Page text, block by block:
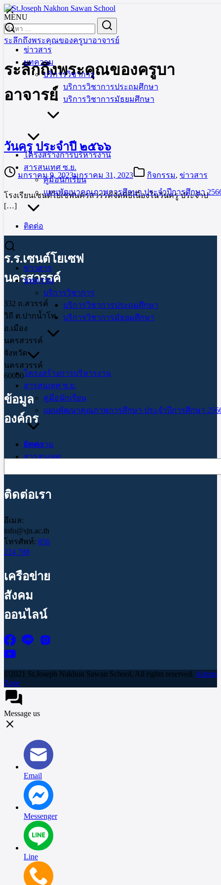
Skip
to
content
MENU
ข่าวสาร
บทความ
บริการวิชาการ
บริการวิชาการประถมศึกษา
บริการวิชาการมัธยมศึกษา
โครงสร้างการบริหารงาน
สารสนเทศ ซ.ย.
คู่มือนักเรียน
แผนพัฒนาคุณภาพการศึกษา ประจำปีการศึกษา 2566
ติดต่อ
ข่าวสาร
บทความ
บริการวิชาการ
บริการวิชาการประถมศึกษา
บริการวิชาการมัธยมศึกษา
โครงสร้างการบริหารงาน
สารสนเทศ ซ.ย.
คู่มือนักเรียน
แผนพัฒนาคุณภาพการศึกษา ประจำปีการศึกษา 2566
ติดต่อ
Search
for:
ระลึกถึงพระคุณของครูบาอาจารย์
ระลึกถึงพระคุณของครูบา
อาจารย์
วันครู ประจำปี ๒๕๖๖
มกราคม 9, 2023มกราคม 31, 2023 กิจกรรม, ข่าวสาร
โรงเรียนเซนต์โยเซฟนครสวรรค์จัดพิธีเนื่องในวันครู ประจำป
[…]
ร.ร.เซนต์โยเซฟ
นครสวรรค์
332 ถ.สวรรค์
วิถี ต.ปากน้ำโพ
อ.เมือง
นครสวรรค์
จังหวัด
นครสวรรค์
60000
ข้อมูล
องค์กร
บทความ
สารสนเทศ
ติดต่อเรา
อีเมล:
info@sjn.ac.th
โทรศัพท์: 056
224 788
เครือข่าย
สังคม
ออนไลน์
©2021 St.Joseph Nakhon Sawan School, All rights reserved. Admin
Zone
Message us
Email
Messenger
Line